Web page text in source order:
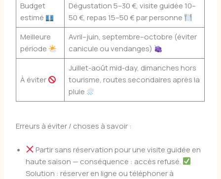
Budget
estimé
Dégustation 5–30 €, visite guidée 10–
50 €, repas 15–50 € par personne
Meilleure
période
Avril–juin, septembre–octobre (éviter
canicule ou vendanges)
À éviter
Juillet-août mid-day, dimanches hors
tourisme, routes secondaires après la
pluie
Erreurs à éviter / choses à savoir :
Partir sans réservation pour une visite guidée en
haute saison — conséquence : accès refusé.
Solution : réserver en ligne ou téléphoner à